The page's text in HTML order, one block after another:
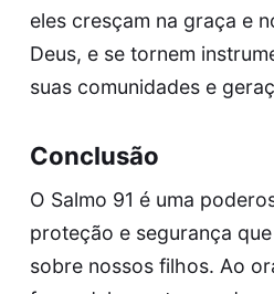
eles cresçam na graça e
Deus, e se tornem
suas comunidades e
Conclusão
O Salmo 91 é uma
proteção e segurança
sobre nossos filhos. Ao